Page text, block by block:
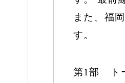
また、福
す。
第1部 ト